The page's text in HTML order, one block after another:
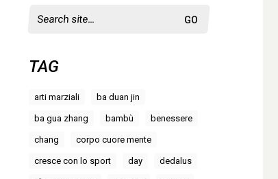
for:
TAG
arti marziali ba duan jin
ba gua zhang bambù benessere
chang corpo cuore mente
cresce con lo sport day dedalus